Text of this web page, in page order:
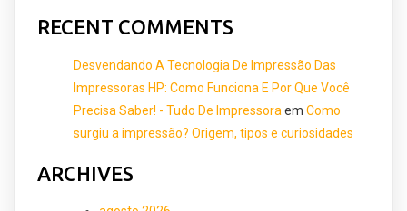
RECENT COMMENTS
Desvendando A Tecnologia De Impressão Das
Impressoras HP: Como Funciona E Por Que Você
Precisa Saber! - Tudo De Impressora em Como
surgiu a impressão? Origem, tipos e curiosidades
ARCHIVES